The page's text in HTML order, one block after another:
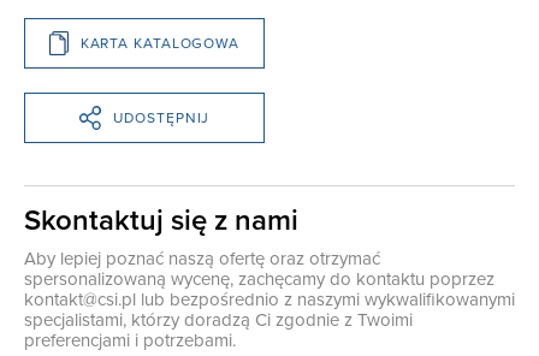
KARTA KATALOGOWA
UDOSTĘPNIJ
Skontaktuj się z nami
Aby lepiej poznać naszą ofertę oraz otrzymać
spersonalizowaną wycenę, zachęcamy do kontaktu poprzez
kontakt@csi.pl lub bezpośrednio z naszymi wykwalifikowanymi
specjalistami, którzy doradzą Ci zgodnie z Twoimi
preferencjami i potrzebami.